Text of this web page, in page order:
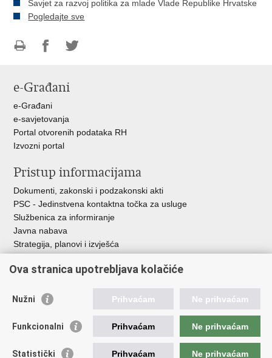
Savjet za razvoj politika za mlade Vlade Republike Hrvatske
Pogledajte sve
FacebookuTwitteru
e-Građani
e-Građani
e-savjetovanja
Portal otvorenih podataka RH
Izvozni portal
Pristup informacijama
Dokumenti, zakonski i podzakonski akti
PSC - Jedinstvena kontaktna točka za usluge
Službenica za informiranje
Javna nabava
Strategija, planovi i izvješća
Vlada RH
ASOO
Ova stranica upotrebljava kolačiće
Nužni Prihvaćam Ne prihvaćam
Funkcionalni Prihvaćam Ne prihvaćam
Statistički Prihvaćam Ne prihvaćam